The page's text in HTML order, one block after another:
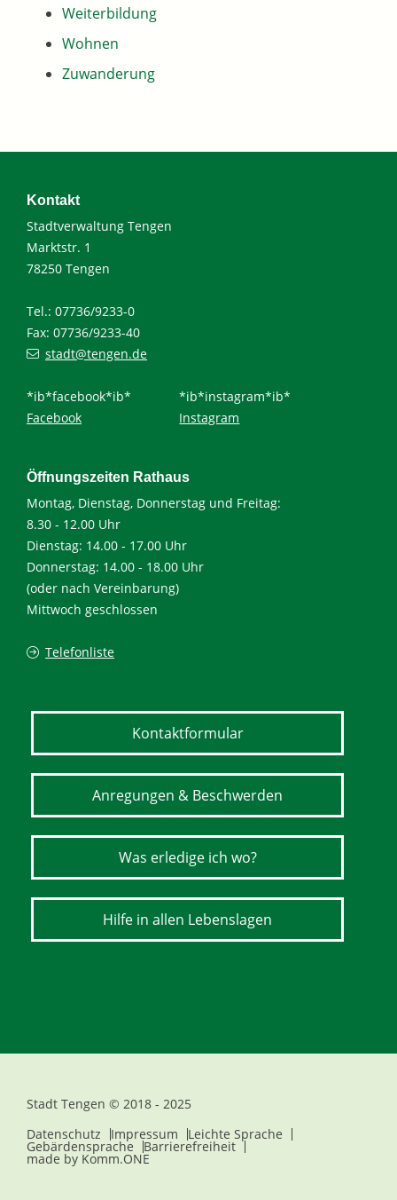
Weiterbildung
Wohnen
Zuwanderung
Kontakt
Stadtverwaltung Tengen
Marktstr. 1
78250 Tengen
Tel.: 07736/9233-0
Fax: 07736/9233-40
stadt@tengen.de
*ib*facebook*ib*
Facebook
*ib*instagram*ib*
Instagram
Öffnungszeiten Rathaus
Montag, Dienstag, Donnerstag und Freitag:
8.30 - 12.00 Uhr
Dienstag: 14.00 - 17.00 Uhr
Donnerstag: 14.00 - 18.00 Uhr
(oder nach Vereinbarung)
Mittwoch geschlossen
Telefonliste
Kontaktformular
Anregungen & Beschwerden
Was erledige ich wo?
Hilfe in allen Lebenslagen
Stadt Tengen © 2018 - 2025
Datenschutz
Impressum Leichte Sprache
Gebärdensprache Barrierefreiheit
made by Komm.ONE